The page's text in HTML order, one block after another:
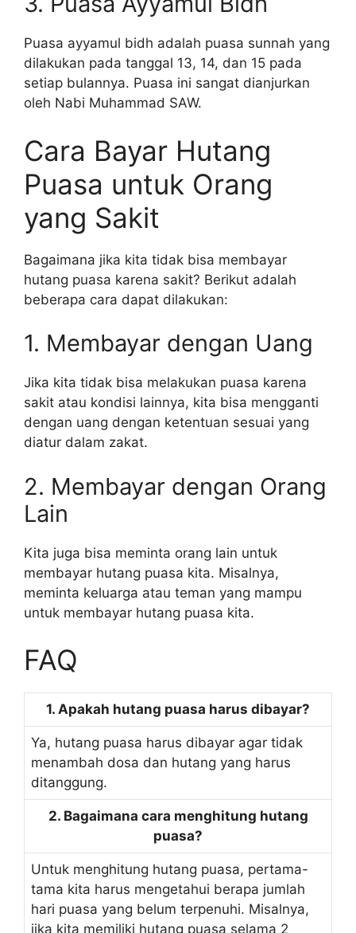
Puasa ayyamul bidh adalah puasa sunnah yang
dilakukan pada tanggal 13, 14, dan 15 pada
setiap bulannya. Puasa ini sangat dianjurkan
oleh Nabi Muhammad SAW.
Cara Bayar Hutang
Puasa untuk Orang
yang Sakit
Bagaimana jika kita tidak bisa membayar
hutang puasa karena sakit? Berikut adalah
beberapa cara dapat dilakukan:
1. Membayar dengan Uang
Jika kita tidak bisa melakukan puasa karena
sakit atau kondisi lainnya, kita bisa mengganti
dengan uang dengan ketentuan sesuai yang
diatur dalam zakat.
2. Membayar dengan Orang
Lain
Kita juga bisa meminta orang lain untuk
membayar hutang puasa kita. Misalnya,
meminta keluarga atau teman yang mampu
untuk membayar hutang puasa kita.
FAQ
1. Apakah hutang puasa harus dibayar?
Ya, hutang puasa harus dibayar agar tidak
menambah dosa dan hutang yang harus
ditanggung.
2. Bagaimana cara menghitung hutang
puasa?
Untuk menghitung hutang puasa, pertama-
tama kita harus mengetahui berapa jumlah
hari puasa yang belum terpenuhi. Misalnya,
jika kita memiliki hutang puasa selama 2